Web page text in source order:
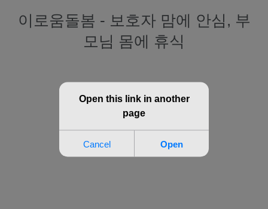
이로움돌봄 - 보호자 맘에 안심, 부
모님 몸에 휴식